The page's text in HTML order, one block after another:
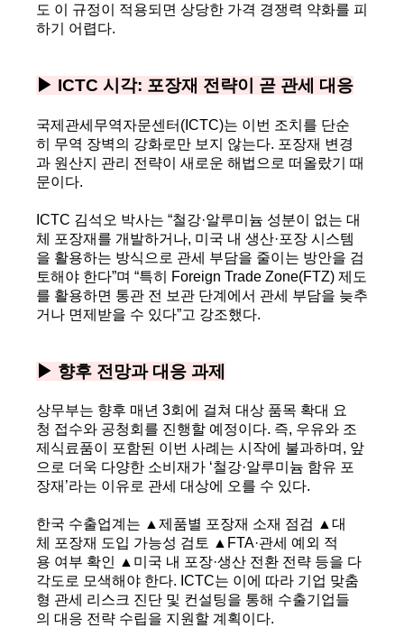
도 이 규정이 적용되면 상당한 가격 경쟁력 약화를 피
하기 어렵다.
▶ ICTC 시각: 포장재 전략이 곧 관세 대응
국제관세무역자문센터(ICTC)는 이번 조치를 단순
히 무역 장벽의 강화로만 보지 않는다. 포장재 변경
과 원산지 관리 전략이 새로운 해법으로 떠올랐기 때
문이다.
ICTC 김석오 박사는 “철강·알루미늄 성분이 없는 대
체 포장재를 개발하거나, 미국 내 생산·포장 시스템
을 활용하는 방식으로 관세 부담을 줄이는 방안을 검
토해야 한다”며 “특히 Foreign Trade Zone(FTZ) 제도
를 활용하면 통관 전 보관 단계에서 관세 부담을 늦추
거나 면제받을 수 있다”고 강조했다.
▶ 향후 전망과 대응 과제
상무부는 향후 매년 3회에 걸쳐 대상 품목 확대 요
청 접수와 공청회를 진행할 예정이다. 즉, 우유와 조
제식료품이 포함된 이번 사례는 시작에 불과하며, 앞
으로 더욱 다양한 소비재가 ‘철강·알루미늄 함유 포
장재’라는 이유로 관세 대상에 오를 수 있다.
한국 수출업계는 ▲제품별 포장재 소재 점검 ▲대
체 포장재 도입 가능성 검토 ▲FTA·관세 예외 적
용 여부 확인 ▲미국 내 포장·생산 전환 전략 등을 다
각도로 모색해야 한다. ICTC는 이에 따라 기업 맞춤
형 관세 리스크 진단 및 컨설팅을 통해 수출기업들
의 대응 전략 수립을 지원할 계획이다.